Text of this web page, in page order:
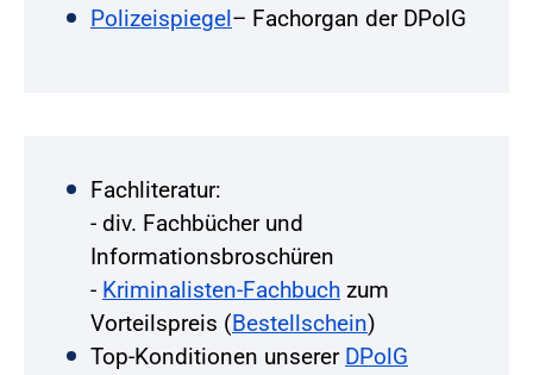
Polizeispiegel– Fachorgan der DPolG
Fachliteratur:
- div. Fachbücher und
Informationsbroschüren
- Kriminalisten-Fachbuch zum
Vorteilspreis (Bestellschein)
Top-Konditionen unserer DPolG